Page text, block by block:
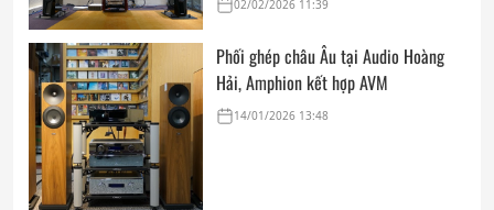
NEO + AVM Audio Video Manufaktur
GmbH Ovation CD 6.3
02/02/2026 11:39
Phối ghép châu Âu tại Audio Hoàng
Hải, Amphion kết hợp AVM
14/01/2026 13:48